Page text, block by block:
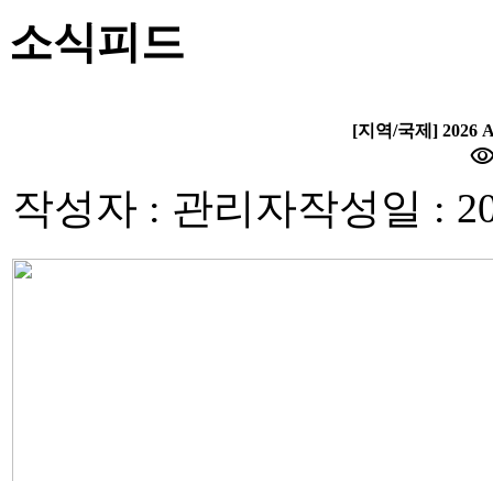
소식피드
[지역/국제] 2026
작성자 : 관리자작성일 :